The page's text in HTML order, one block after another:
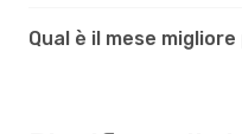
Qual è il mese